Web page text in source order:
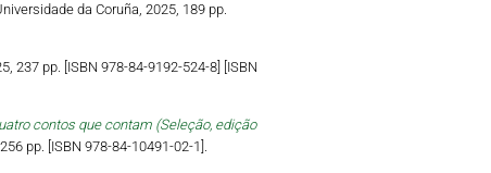
da Coruña, 2025, 189 pp.
237 pp. [ISBN 978-84-9192-524-8] [ISBN
contos que contam (Seleção, edição
pp. [ISBN 978-84-10491-02-1].